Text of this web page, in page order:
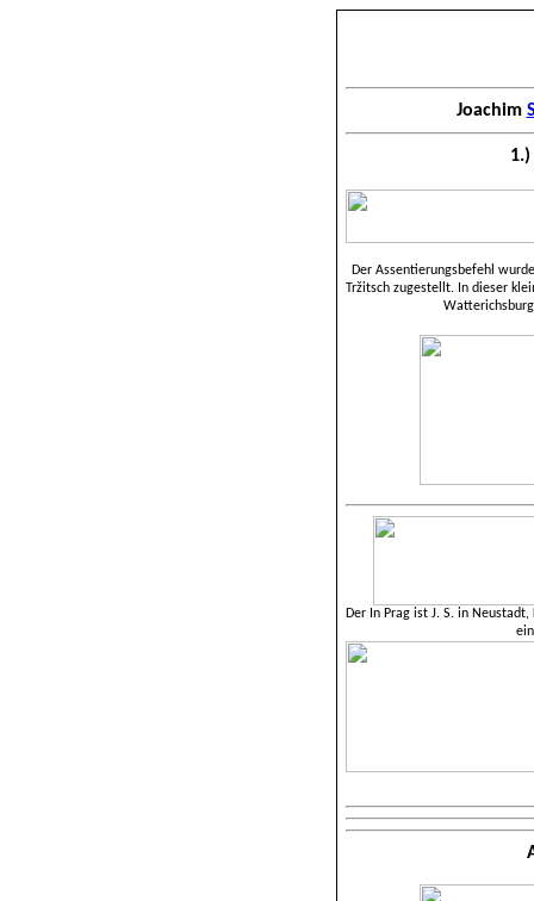
Joachim
Der Assentierungsbefehl
Tržitsch zugestellt. In dieser
Der In Prag ist J. S. in